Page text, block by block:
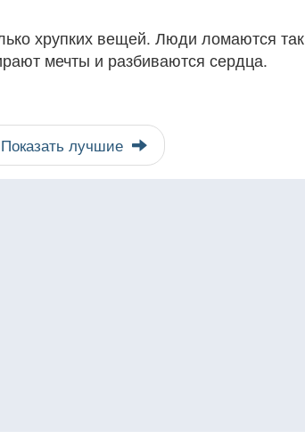
хрупких вещей. Люди ломаются так
мечты и разбиваются сердца.
Показать лучшие